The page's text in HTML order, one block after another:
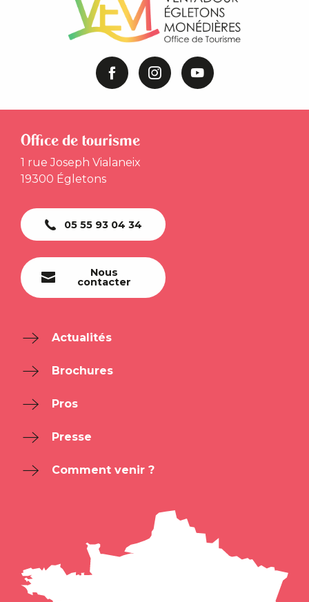
Office de tourisme
1 rue Joseph Vialaneix
19300 Égletons
05 55 93 04 34
Nous
contacter
Actualités
Brochures
Pros
Presse
Comment venir ?